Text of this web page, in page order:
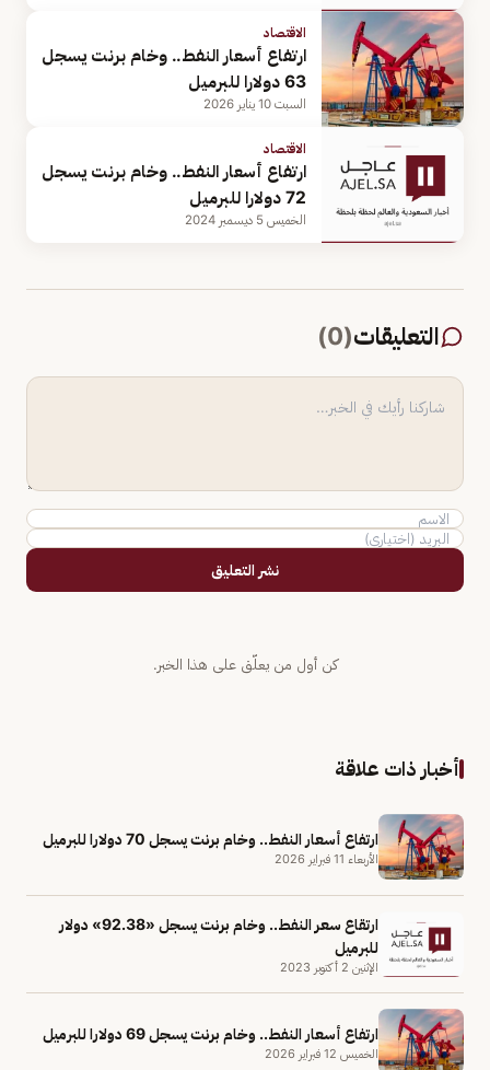
الاقتصاد
ارتفاع أسعار النفط.. وخام برنت يسجل
63 دولارا للبرميل
السبت 10 يناير 2026
الاقتصاد
ارتفاع أسعار النفط.. وخام برنت يسجل
72 دولارا للبرميل
الخميس 5 ديسمبر 2024
التعليقات(
0
)
نشر التعليق
كن أول من يعلّق على هذا الخبر.
أخبار ذات علاقة
ارتفاع أسعار النفط.. وخام برنت يسجل 70 دولارا للبرميل
الأربعاء 11 فبراير 2026
ارتقاع سعر النفط.. وخام برنت يسجل «92.38» دولار
للبرميل
الإثنين 2 أكتوبر 2023
ارتفاع أسعار النفط.. وخام برنت يسجل 69 دولارا للبرميل
الخميس 12 فبراير 2026